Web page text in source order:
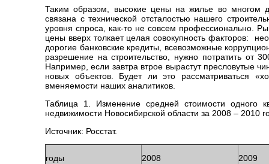
Таким образом, высокие цены на жилье во многом
связана с технической отсталостью нашего
уровня спроса, как-то не совсем профессионально.
цены вверх толкает целая совокупность факторов:
дорогие банковские кредиты, всевозможные
разрешение на строительство, нужно потратить
Например, если завтра втрое вырастут пресловутые
новых объектов. Будет ли это рассматриваться
вменяемости наших аналитиков.
Таблица 1. Изменение средней стоимости
недвижимости Новосибирской области за 2008 – 2010
Источник: Росстат.
годы 2008 2009